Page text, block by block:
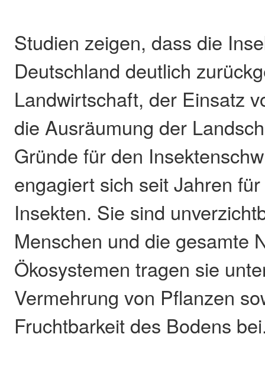
Studien zeigen, dass die
Deutschland deutlich
Landwirtschaft, der Einsatz
die Ausräumung der
Gründe für den
engagiert sich seit Jahren
Insekten. Sie sind
Menschen und die gesamte
Ökosystemen tragen sie
Vermehrung von Pflanzen
Fruchtbarkeit des Bodens